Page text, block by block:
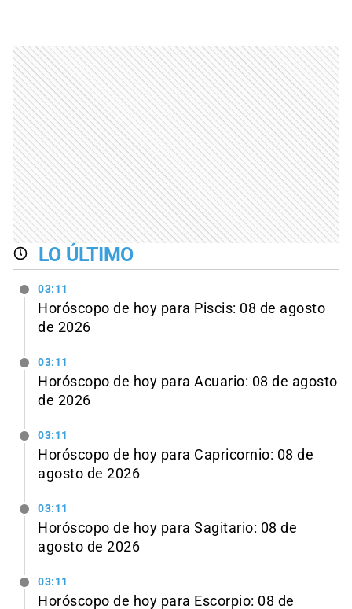
LO ÚLTIMO
03:11
Horóscopo de hoy para Piscis: 08 de agosto
de 2026
03:11
Horóscopo de hoy para Acuario: 08 de agosto
de 2026
03:11
Horóscopo de hoy para Capricornio: 08 de
agosto de 2026
03:11
Horóscopo de hoy para Sagitario: 08 de
agosto de 2026
03:11
Horóscopo de hoy para Escorpio: 08 de